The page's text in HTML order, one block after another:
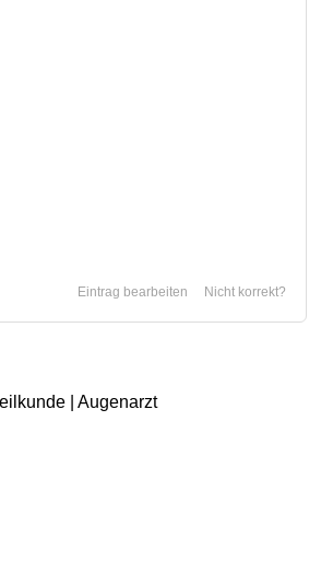
Nicht korrekt?
Eintrag bearbeiten
| Augenarzt